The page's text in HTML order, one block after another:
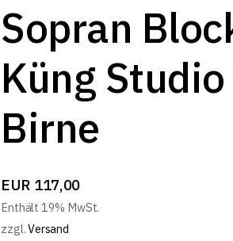
Sopran
Küng
Birne
EUR 117,00
Enthält 19% MwSt.
zzgl.Versand